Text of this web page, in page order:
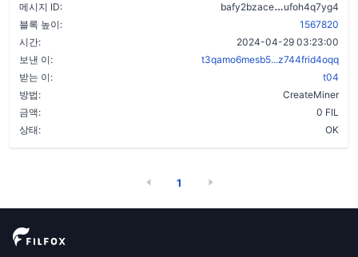
메시지 ID: bafy2bzace
ufoh4q7yg4
블록 높이:
1567820
시간:
2024-04-29 03:23:00
보낸 이:
t3qamo6mesb5...z744frid4oqq
받는 이:
t04
방법:
CreateMiner
금액:
0 FIL
상태:
OK
1